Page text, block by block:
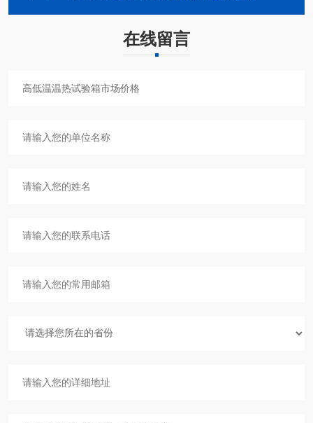
在线留言